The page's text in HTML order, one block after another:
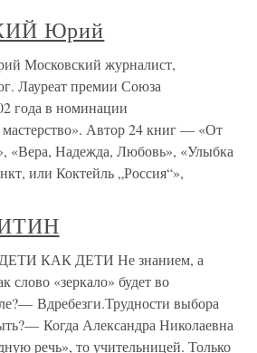
Юрий
Московский журналист,
Лауреат премии Союза
года в номинации
Автор 24 книг — «От
«Вера, Надежда, Любовь», «Улыбка
или Коктейль „Россия“»,
КАК ДЕТИ Не знанием, а
«зеркало» будет во
Вдребезги.Трудности выбора
Когда Александра Николаевна
речь», то учительницей. Только